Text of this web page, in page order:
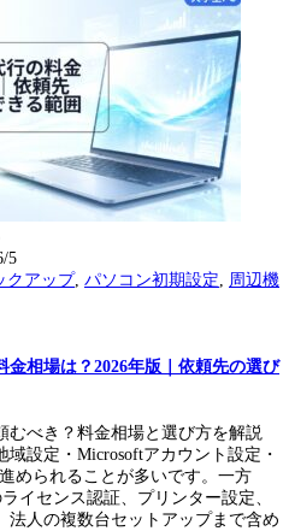
5
クアップ, パソコン初期設定
周辺機
金相場は？2026年版｜依頼先の選び
むべき？料金相場と選び方を解説
設定・Microsoftアカウント設定・
められることが多いです。一方
イセンス認証、プリンター設定、
法人の複数台セットアップまで含め